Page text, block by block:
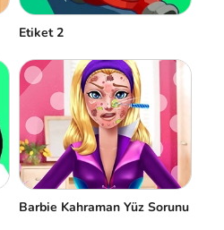
Etiket 2
Barbie Kahraman Yüz Sorunu